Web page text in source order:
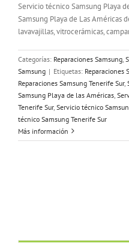
Servicio técnico Samsung Playa
Samsung Playa de Las Américas
lavavajillas, vitrocerámicas,
Categorías: Reparaciones Samsung
Samsung | Etiquetas: Reparaciones
Reparaciones Samsung Tenerife Sur,
Samsung Playa de las Américas
Tenerife Sur, Servicio técnico
técnico Samsung Tenerife Sur
Más información